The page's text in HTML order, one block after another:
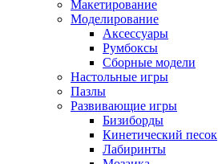
Макетирование
Моделирование
Аксессуары
Румбоксы
Сборные модели
Настольные игры
Пазлы
Развивающие игры
Бизиборды
Кинетический песок
Лабиринты